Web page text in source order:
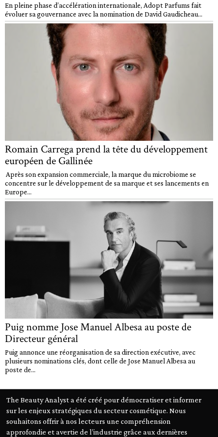
En pleine phase d’accélération internationale, Adopt Parfums fait
évoluer sa gouvernance avec la nomination de David Gaudicheau...
Romain Carrega prend la tête du développement
européen de Gallinée
Après son expansion commerciale, la marque du microbiome se
concentre sur le développement de sa marque et ses lancements en
Europe...
Puig nomme Jose Manuel Albesa au poste de
Directeur général
Puig annonce une réorganisation de sa direction exécutive, avec
plusieurs nominations clés, dont celle de Jose Manuel Albesa au
poste de...
The Beauty Analyst a été créé pour démocratiser et informer
sur les enjeux stratégiques du secteur cosmétique. Nous
souhaitons offrir à nos lecteurs une compréhension
approfondie et avertie de l’industrie grâce aux dernières